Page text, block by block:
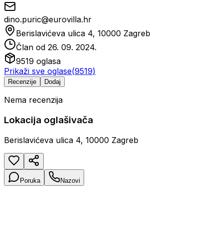
dino.puric@eurovilla.hr
Berislavićeva ulica 4, 10000 Zagreb
Član od 26. 09. 2024.
9519 oglasa
Prikaži sve oglase(9519)
Recenzije Dodaj
Nema recenzija
Lokacija oglašivača
Berislavićeva ulica 4, 10000 Zagreb
Poruka Nazovi